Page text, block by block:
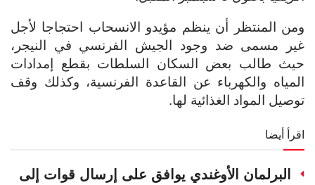
ومن المنتظر أن ينظم مؤيدو الانسحاب احتجاجا لأجل
غير مسمى ضد وجود الجيش الفرنسي في النيجر،
حيث طالب بعض السكان السلطات بقطع إمدادات
المياه والكهرباء عن القاعدة الفرنسية، وكذلك وقف
توصيل المواد الغذائية لها.
اقرأ أيضا
البرلمان الأوغندي يوافق على إرسال قوات إلى